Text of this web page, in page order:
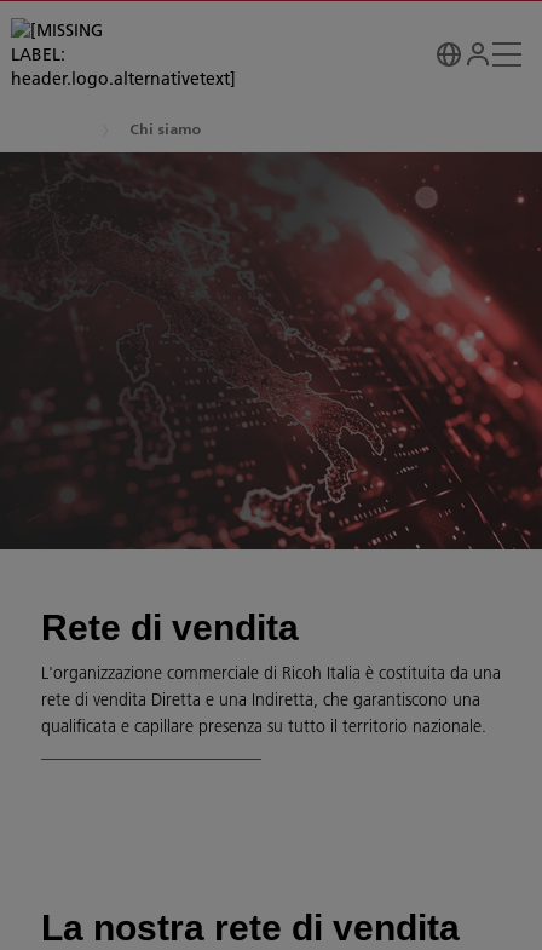
Chi siamo
Rete di vendita
L'organizzazione commerciale di Ricoh Italia è costituita da una
rete di vendita Diretta e una Indiretta, che garantiscono una
qualificata e capillare presenza su tutto il territorio nazionale.
La nostra rete di vendita